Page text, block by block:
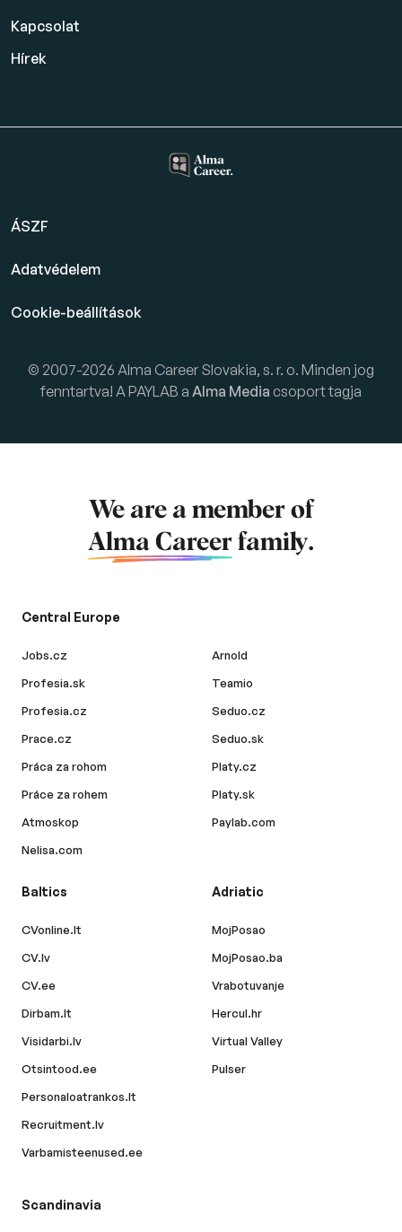
Kapcsolat
Hírek
ÁSZF
Adatvédelem
Cookie-beállítások
© 2007-2026 Alma Career Slovakia, s. r. o. Minden jog
fenntartva! A PAYLAB a Alma Media csoport tagja
We are a member of
Alma Career family.
Central Europe
Jobs.cz
Profesia.sk
Profesia.cz
Prace.cz
Práca za rohom
Práce za rohem
Atmoskop
Nelisa.com
Arnold
Teamio
Seduo.cz
Seduo.sk
Platy.cz
Platy.sk
Paylab.com
Baltics
CVonline.lt
CV.lv
CV.ee
Dirbam.lt
Visidarbi.lv
Otsintood.ee
Personaloatrankos.lt
Recruitment.lv
Varbamisteenused.ee
Adriatic
MojPosao
MojPosao.ba
Vrabotuvanje
Hercul.hr
Virtual Valley
Pulser
Scandinavia